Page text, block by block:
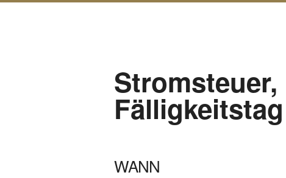
Fälligkeitstag
WANN